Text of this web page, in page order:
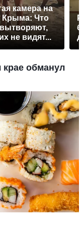
камера на
Крыма: Что
не видят...
обманул